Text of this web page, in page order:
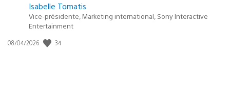
Isabelle Tomatis
Vice-présidente, Marketing international, Sony Interactive
Entertainment
Date
08/04/2026 34